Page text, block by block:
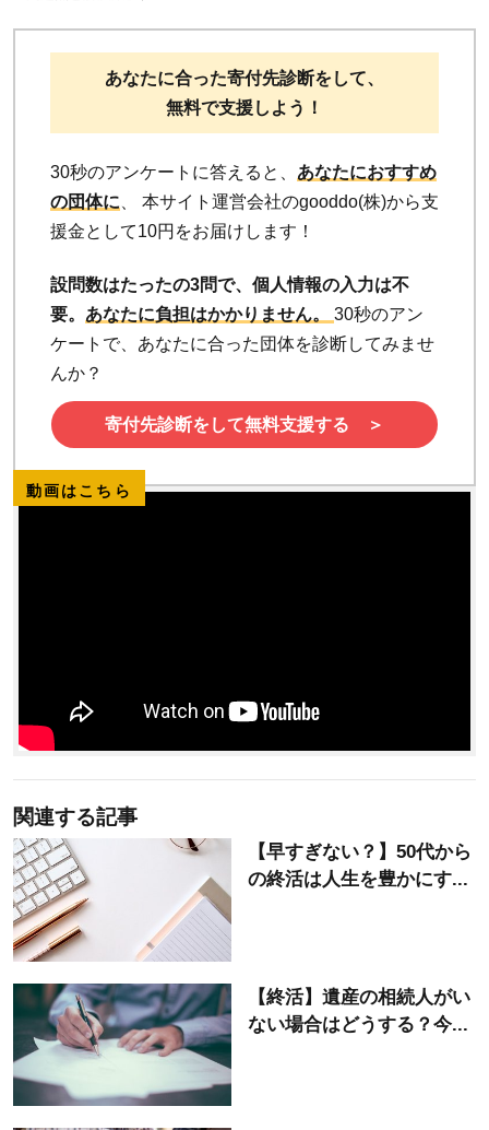
あなたに合った寄付先診断をして、
無料で支援しよう！
30秒のアンケートに答えると、 あなたにおすすめ
の団体に 、 本サイト運営会社のgooddo(株)から支
援金として10円をお届けします！
設問数はたったの3問で、個人情報の入力は不
要。 あなたに負担はかかりません。 30秒のアン
ケートで、あなたに合った団体を診断してみませ
んか？
寄付先診断をして無料支援する ＞
動画はこちら
関連する記事
【早すぎない？】50代から
の終活は人生を豊かにす...
【終活】遺産の相続人がい
ない場合はどうする？今...